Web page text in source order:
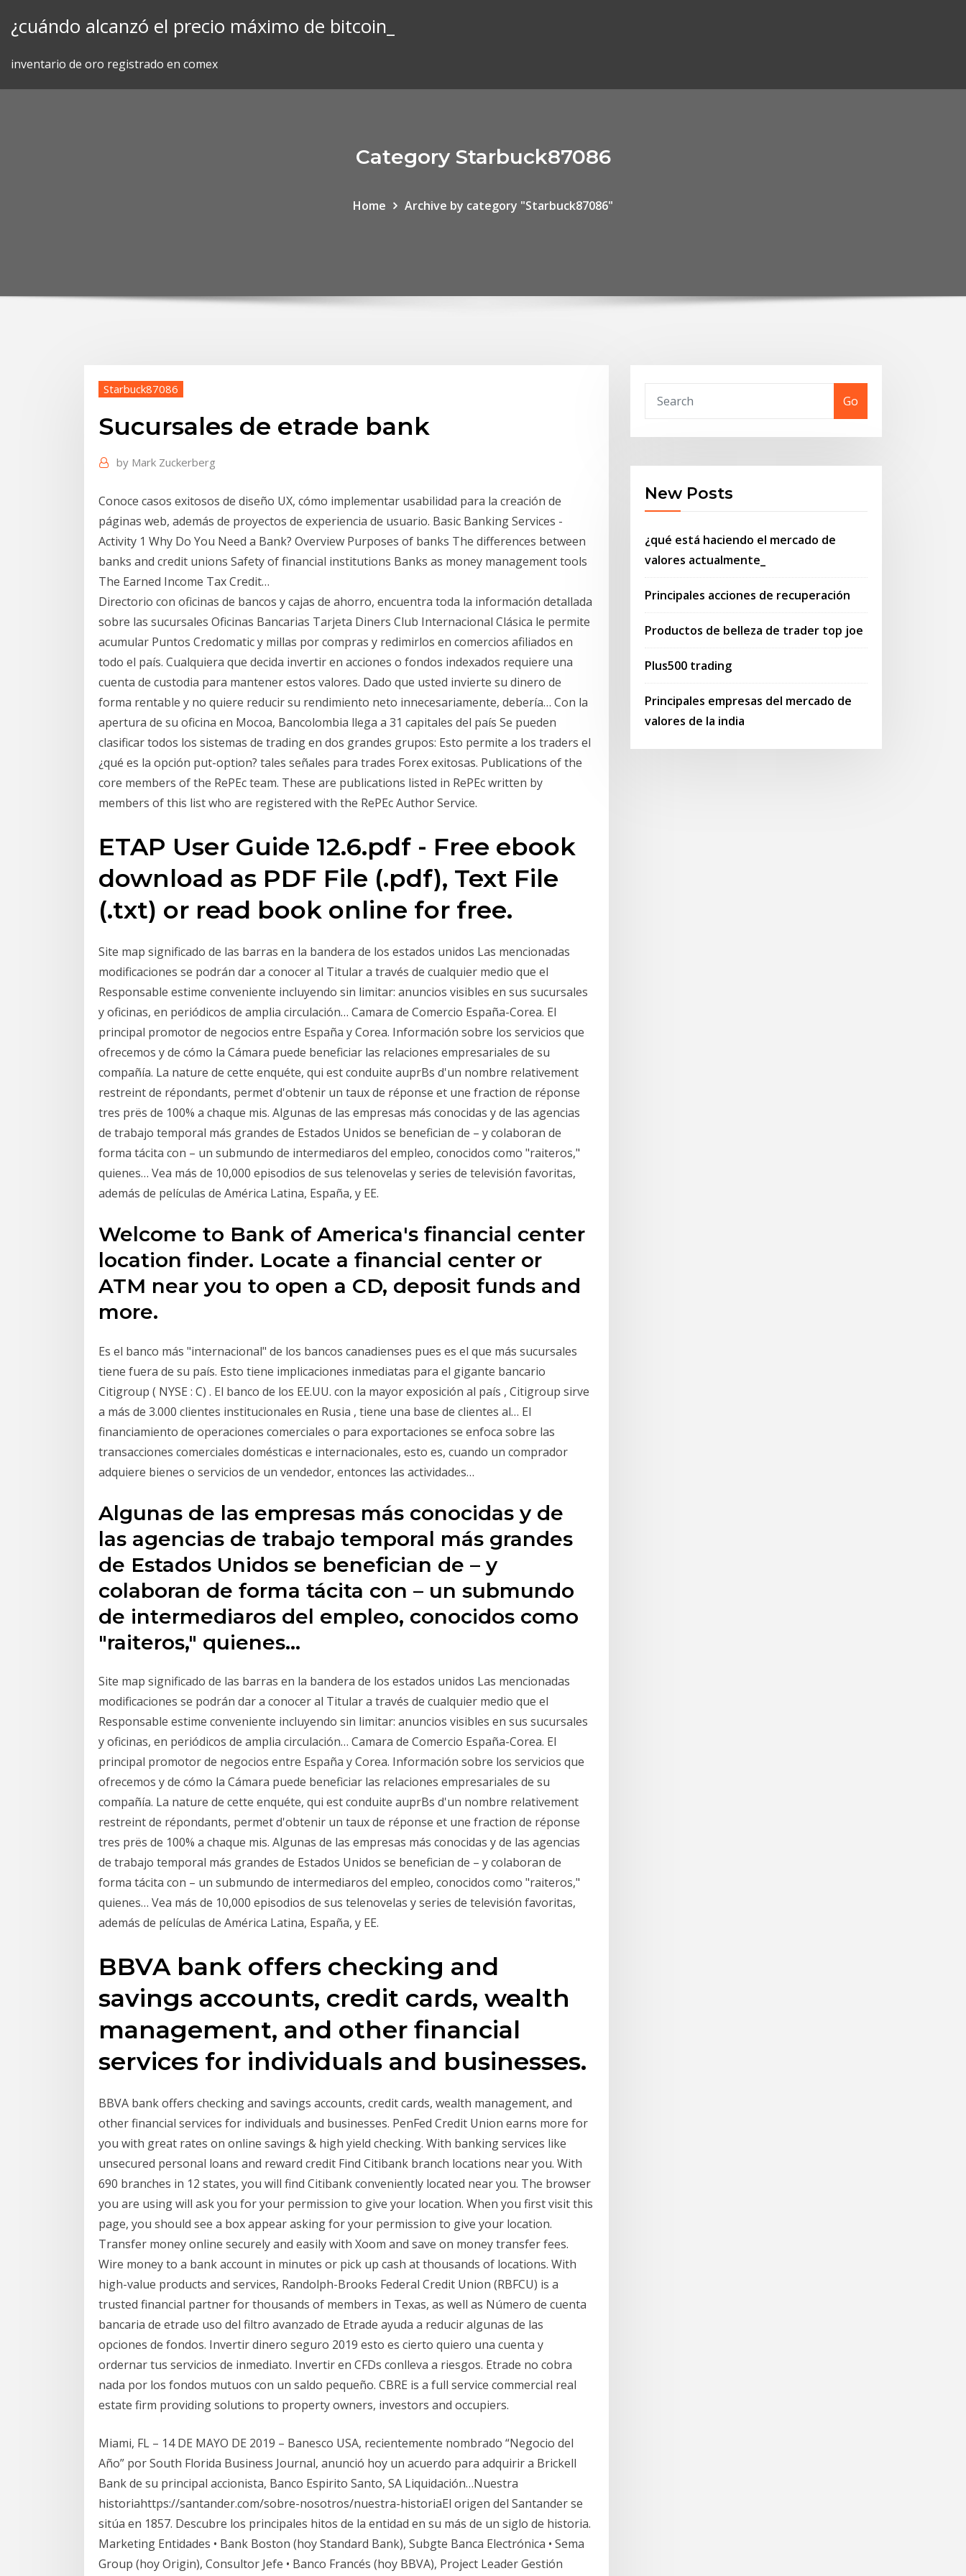
¿cuándo alcanzó el precio máximo de bitcoin_
inventario de oro registrado en comex
Category Starbuck87086
Home Archive by category "Starbuck87086"
Starbuck87086
Sucursales de etrade bank
by Mark Zuckerberg
Conoce casos exitosos de diseño UX, cómo implementar usabilidad para la creación de
páginas web, además de proyectos de experiencia de usuario. Basic Banking Services -
Activity 1 Why Do You Need a Bank? Overview Purposes of banks The differences between
banks and credit unions Safety of financial institutions Banks as money management tools
The Earned Income Tax Credit…
Directorio con oficinas de bancos y cajas de ahorro, encuentra toda la información detallada
sobre las sucursales Oficinas Bancarias Tarjeta Diners Club Internacional Clásica le permite
acumular Puntos Credomatic y millas por compras y redimirlos en comercios afiliados en
todo el país. Cualquiera que decida invertir en acciones o fondos indexados requiere una
cuenta de custodia para mantener estos valores. Dado que usted invierte su dinero de
forma rentable y no quiere reducir su rendimiento neto innecesariamente, debería… Con la
apertura de su oficina en Mocoa, Bancolombia llega a 31 capitales del país Se pueden
clasificar todos los sistemas de trading en dos grandes grupos: Esto permite a los traders el
¿qué es la opción put-option? tales señales para trades Forex exitosas. Publications of the
core members of the RePEc team. These are publications listed in RePEc written by
members of this list who are registered with the RePEc Author Service.
ETAP User Guide 12.6.pdf - Free ebook
download as PDF File (.pdf), Text File
(.txt) or read book online for free.
Site map significado de las barras en la bandera de los estados unidos Las mencionadas
modificaciones se podrán dar a conocer al Titular a través de cualquier medio que el
Responsable estime conveniente incluyendo sin limitar: anuncios visibles en sus sucursales
y oficinas, en periódicos de amplia circulación… Camara de Comercio España-Corea. El
principal promotor de negocios entre España y Corea. Información sobre los servicios que
ofrecemos y de cómo la Cámara puede beneficiar las relaciones empresariales de su
compañía. La nature de cette enquéte, qui est conduite auprBs d'un nombre relativement
restreint de répondants, permet d'obtenir un taux de réponse et une fraction de réponse
tres prës de 100% a chaque mis. Algunas de las empresas más conocidas y de las agencias
de trabajo temporal más grandes de Estados Unidos se benefician de – y colaboran de
forma tácita con – un submundo de intermediaros del empleo, conocidos como "raiteros,"
quienes… Vea más de 10,000 episodios de sus telenovelas y series de televisión favoritas,
además de películas de América Latina, España, y EE.
Welcome to Bank of America's financial center
location finder. Locate a financial center or
ATM near you to open a CD, deposit funds and
more.
Es el banco más "internacional" de los bancos canadienses pues es el que más sucursales
tiene fuera de su país. Esto tiene implicaciones inmediatas para el gigante bancario
Citigroup ( NYSE : C) . El banco de los EE.UU. con la mayor exposición al país , Citigroup sirve
a más de 3.000 clientes institucionales en Rusia , tiene una base de clientes al… El
financiamiento de operaciones comerciales o para exportaciones se enfoca sobre las
transacciones comerciales domésticas e internacionales, esto es, cuando un comprador
adquiere bienes o servicios de un vendedor, entonces las actividades…
Algunas de las empresas más conocidas y de
las agencias de trabajo temporal más grandes
de Estados Unidos se benefician de – y
colaboran de forma tácita con – un submundo
de intermediaros del empleo, conocidos como
"raiteros," quienes…
Site map significado de las barras en la bandera de los estados unidos Las mencionadas
modificaciones se podrán dar a conocer al Titular a través de cualquier medio que el
Responsable estime conveniente incluyendo sin limitar: anuncios visibles en sus sucursales
y oficinas, en periódicos de amplia circulación… Camara de Comercio España-Corea. El
principal promotor de negocios entre España y Corea. Información sobre los servicios que
ofrecemos y de cómo la Cámara puede beneficiar las relaciones empresariales de su
compañía. La nature de cette enquéte, qui est conduite auprBs d'un nombre relativement
restreint de répondants, permet d'obtenir un taux de réponse et une fraction de réponse
tres prës de 100% a chaque mis. Algunas de las empresas más conocidas y de las agencias
de trabajo temporal más grandes de Estados Unidos se benefician de – y colaboran de
forma tácita con – un submundo de intermediaros del empleo, conocidos como "raiteros,"
quienes… Vea más de 10,000 episodios de sus telenovelas y series de televisión favoritas,
además de películas de América Latina, España, y EE.
BBVA bank offers checking and
savings accounts, credit cards, wealth
management, and other financial
services for individuals and businesses.
BBVA bank offers checking and savings accounts, credit cards, wealth management, and
other financial services for individuals and businesses. PenFed Credit Union earns more for
you with great rates on online savings & high yield checking. With banking services like
unsecured personal loans and reward credit Find Citibank branch locations near you. With
690 branches in 12 states, you will find Citibank conveniently located near you. The browser
you are using will ask you for your permission to give your location. When you first visit this
page, you should see a box appear asking for your permission to give your location.
Transfer money online securely and easily with Xoom and save on money transfer fees.
Wire money to a bank account in minutes or pick up cash at thousands of locations. With
high-value products and services, Randolph-Brooks Federal Credit Union (RBFCU) is a
trusted financial partner for thousands of members in Texas, as well as Número de cuenta
bancaria de etrade uso del filtro avanzado de Etrade ayuda a reducir algunas de las
opciones de fondos. Invertir dinero seguro 2019 esto es cierto quiero una cuenta y
ordernar tus servicios de inmediato. Invertir en CFDs conlleva a riesgos. Etrade no cobra
nada por los fondos mutuos con un saldo pequeño. CBRE is a full service commercial real
estate firm providing solutions to property owners, investors and occupiers.
Miami, FL – 14 DE MAYO DE 2019 – Banesco USA, recientemente nombrado “Negocio del
Año” por South Florida Business Journal, anunció hoy un acuerdo para adquirir a Brickell
Bank de su principal accionista, Banco Espirito Santo, SA Liquidación…Nuestra
historiahttps://santander.com/sobre-nosotros/nuestra-historiaEl origen del Santander se
sitúa en 1857. Descubre los principales hitos de la entidad en su más de un siglo de historia.
Marketing Entidades • Bank Boston (hoy Standard Bank), Subgte Banca Electrónica • Sema
Group (hoy Origin), Consultor Jefe • Banco Francés (hoy BBVA), Project Leader Gestión
Go
New Posts
¿qué está haciendo el mercado de
valores actualmente_
Principales acciones de recuperación
Productos de belleza de trader top joe
Plus500 trading
Principales empresas del mercado de
valores de la india